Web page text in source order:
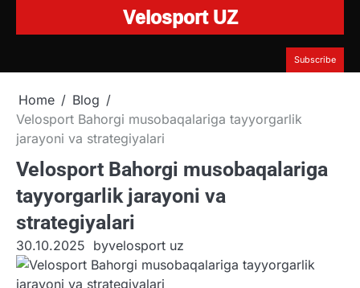
Velosport UZ
Subscribe
Home
Blog
Velosport Bahorgi musobaqalariga tayyorgarlik
jarayoni va strategiyalari
Velosport Bahorgi musobaqalariga
tayyorgarlik jarayoni va
strategiyalari
30.10.2025 byvelosport uz